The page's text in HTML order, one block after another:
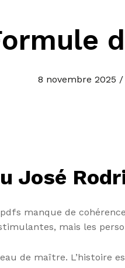
8 novembre 2025 /
José
manque de
mais les
de maître.